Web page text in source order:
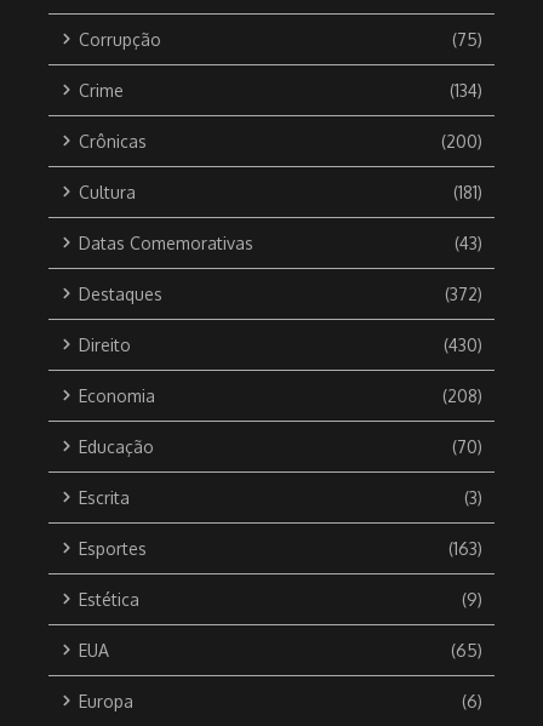
Corrupção (75)
Crime (134)
Crônicas (200)
Cultura (181)
Datas Comemorativas (43)
Destaques (372)
Direito (430)
Economia (208)
Educação (70)
Escrita (3)
Esportes (163)
Estética (9)
EUA (65)
Europa (6)